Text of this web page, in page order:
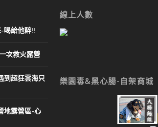
喝給他醉!!
次救火露營
到超狂雲海只
地露營區-心
線上人數
樂園毒&黑心腸-自架商城